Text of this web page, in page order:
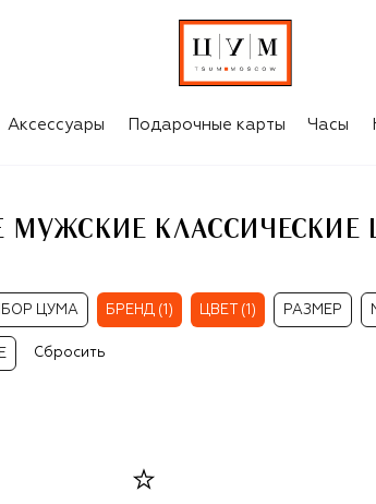
GUCCI
Аксессуары Подарочные карты Часы
МУЖСКИЕ КЛАССИЧЕСКИЕ
ЦУМА БРЕНД (1) ЦВЕТ (1) РАЗМЕР
Сбросить